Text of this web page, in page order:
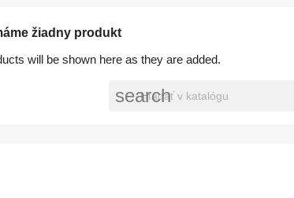
žiadny produkt
will be shown here as they are added.
search